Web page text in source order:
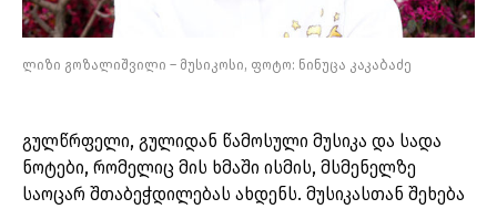
ლიზი გოზალიშვილი – მუსიკოსი, ფოტო: ნინუცა კაკაბაძე
გულწრფელი, გულიდან წამოსული მუსიკა და სადა
ნოტები, რომელიც მის ხმაში ისმის, მსმენელზე
საოცარ შთაბეჭდილებას ახდენს. მუსიკასთან შეხება